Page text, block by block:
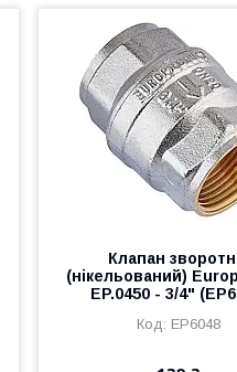
Клапан
(нікельований)
EP.0450 - 3/4"
EP6048